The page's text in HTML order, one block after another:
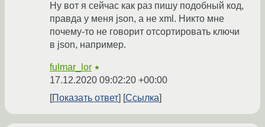
Ну вот я сейчас как раз пишу подобный код,
правда у меня json, а не xml. Никто мне
почему-то не говорит отсортировать ключи
в json, например.
fulmar_lor ★
17.12.2020 09:02:20 +00:00
Показать ответ
Ссылка